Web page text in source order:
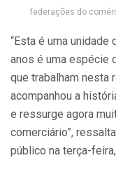
federações do
“Esta é uma unidade
anos é uma espécie
que trabalham nesta
acompanhou a
e ressurge agora
comerciário”,
público na terça-